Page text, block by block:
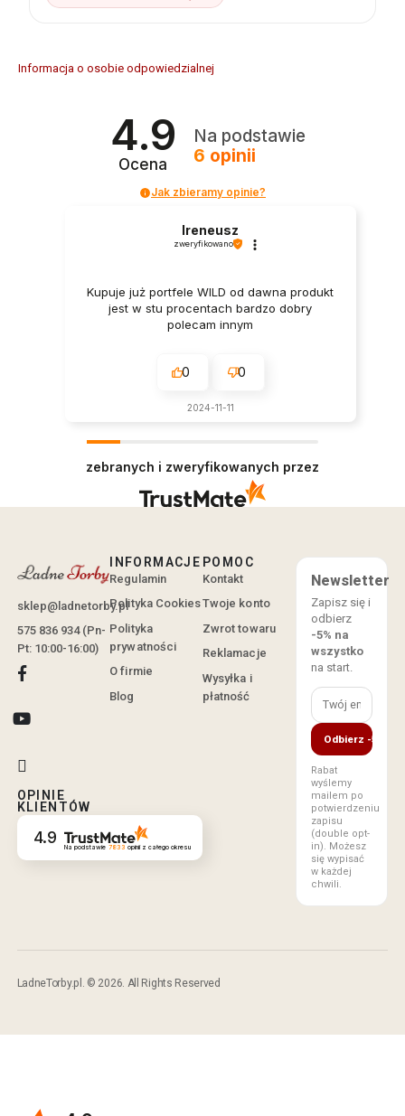
Informacja o osobie odpowiedzialnej
4.9
Ocena
Na podstawie
6 opinii
Jak zbieramy opinie?
Ireneusz
zweryfikowano
Kupuje już portfele WILD od dawna produkt
jest w stu procentach bardzo dobry
polecam innym
0 0
2024-11-11
zebranych i zweryfikowanych przez
sklep@ladnetorby.pl
575 836 934 (Pn-
Pt: 10:00-16:00)
OPINIE
KLIENTÓW
4.9 Na podstawie 7833 opinii z całego okresu
INFORMACJE
Regulamin
Polityka Cookies
Polityka
prywatności
O firmie
Blog
POMOC
Kontakt
Twoje konto
Zwrot towaru
Reklamacje
Wysyłka i
płatność
Newsletter
Zapisz się i
odbierz
-5% na
wszystko
na start.
Odbierz -5%
Rabat
wyślemy
mailem po
potwierdzeniu
zapisu
(double opt-
in). Możesz
się wypisać
w każdej
chwili.
LadneTorby.pl. © 2026. All Rights Reserved